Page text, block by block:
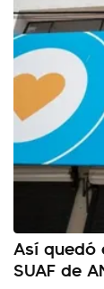
Así quedó
SUAF de